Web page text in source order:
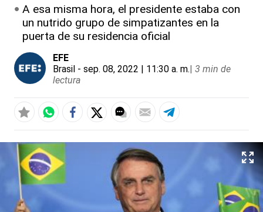
A esa misma hora, el presidente estaba con
un nutrido grupo de simpatizantes en la
puerta de su residencia oficial
EFE
Brasil - sep. 08, 2022 | 11:30 a. m.| 3 min de
lectura